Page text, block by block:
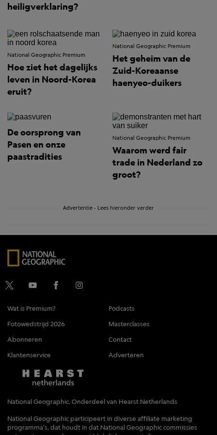
heiligverklaring?
National Geographic Premium
Hoe ziet het dagelijks
leven in Noord-Korea
eruit?
National Geographic Premium
Het geheim van de
Zuid-Koreaanse
haenyeo-duikers
De oorsprong van
Pasen en onze
paastradities
National Geographic Premium
Waarom werd fair
trade in Nederland zo
groot?
Advertentie - Lees hieronder verder
Wat is Premium?
Podcasts
Fotowedstrijd 2026
Masterclasses
Abonneren
Contact
Klantenservice
Adverteren
National Geographic, Onderdeel van Hearst Netherlands
National Geographic participeert in diverse affiliate marketing
programma's, dat houdt in dat National Geographic commissies